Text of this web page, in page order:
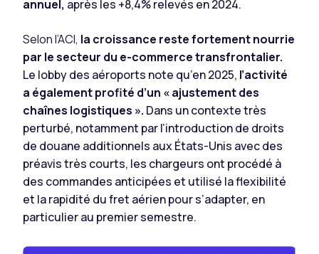
annuel, après les +8,4% relevés en 2024.
Selon l’ACI, la croissance reste fortement nourrie
par le secteur du e-commerce transfrontalier.
Le lobby des aéroports note qu’en 2025, l’activité
a également profité d’un « ajustement des
chaînes logistiques ». Dans un contexte très
perturbé, notamment par l’introduction de droits
de douane additionnels aux États-Unis avec des
préavis très courts, les chargeurs ont procédé à
des commandes anticipées et utilisé la flexibilité
et la rapidité du fret aérien pour s’adapter, en
particulier au premier semestre.